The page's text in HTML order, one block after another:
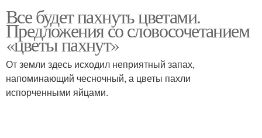
Все будет пахнуть цветами.
Предложения со словосочетанием
«цветы пахнут»
От земли здесь исходил неприятный запах,
напоминающий чесночный, а цветы пахли
испорченными яйцами.